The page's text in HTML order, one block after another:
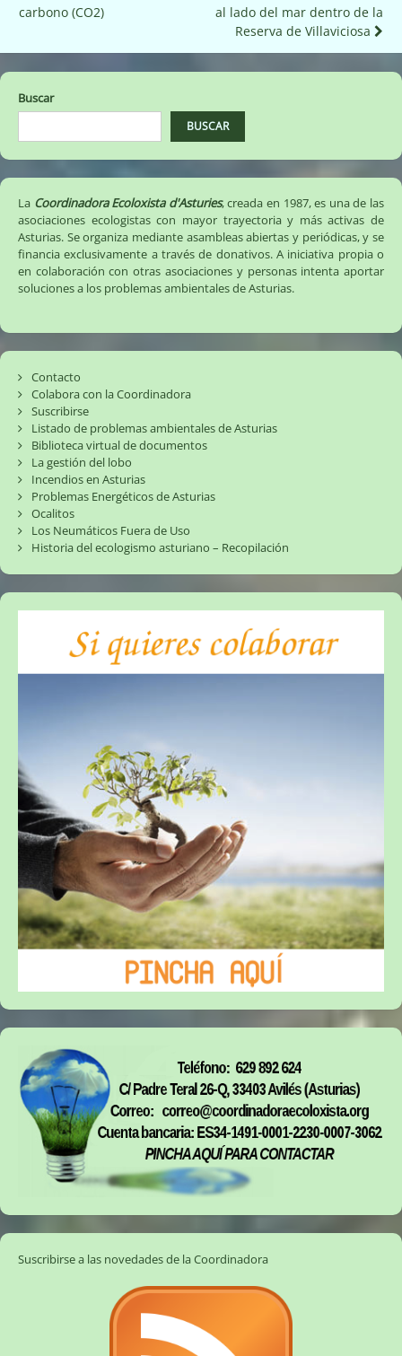
de
carbono (CO2)
al lado del mar dentro de la
Reserva de Villaviciosa
Buscar
BUSCAR
La Coordinadora Ecoloxista d'Asturies, creada en 1987, es una de las
asociaciones ecologistas con mayor trayectoria y más activas de
Asturias. Se organiza mediante asambleas abiertas y periódicas, y se
financia exclusivamente a través de donativos. A iniciativa propia o
en colaboración con otras asociaciones y personas intenta aportar
soluciones a los problemas ambientales de Asturias.
Contacto
Colabora con la Coordinadora
Suscribirse
Listado de problemas ambientales de Asturias
Biblioteca virtual de documentos
La gestión del lobo
Incendios en Asturias
Problemas Energéticos de Asturias
Ocalitos
Los Neumáticos Fuera de Uso
Historia del ecologismo asturiano – Recopilación
Suscribirse a las novedades de la Coordinadora